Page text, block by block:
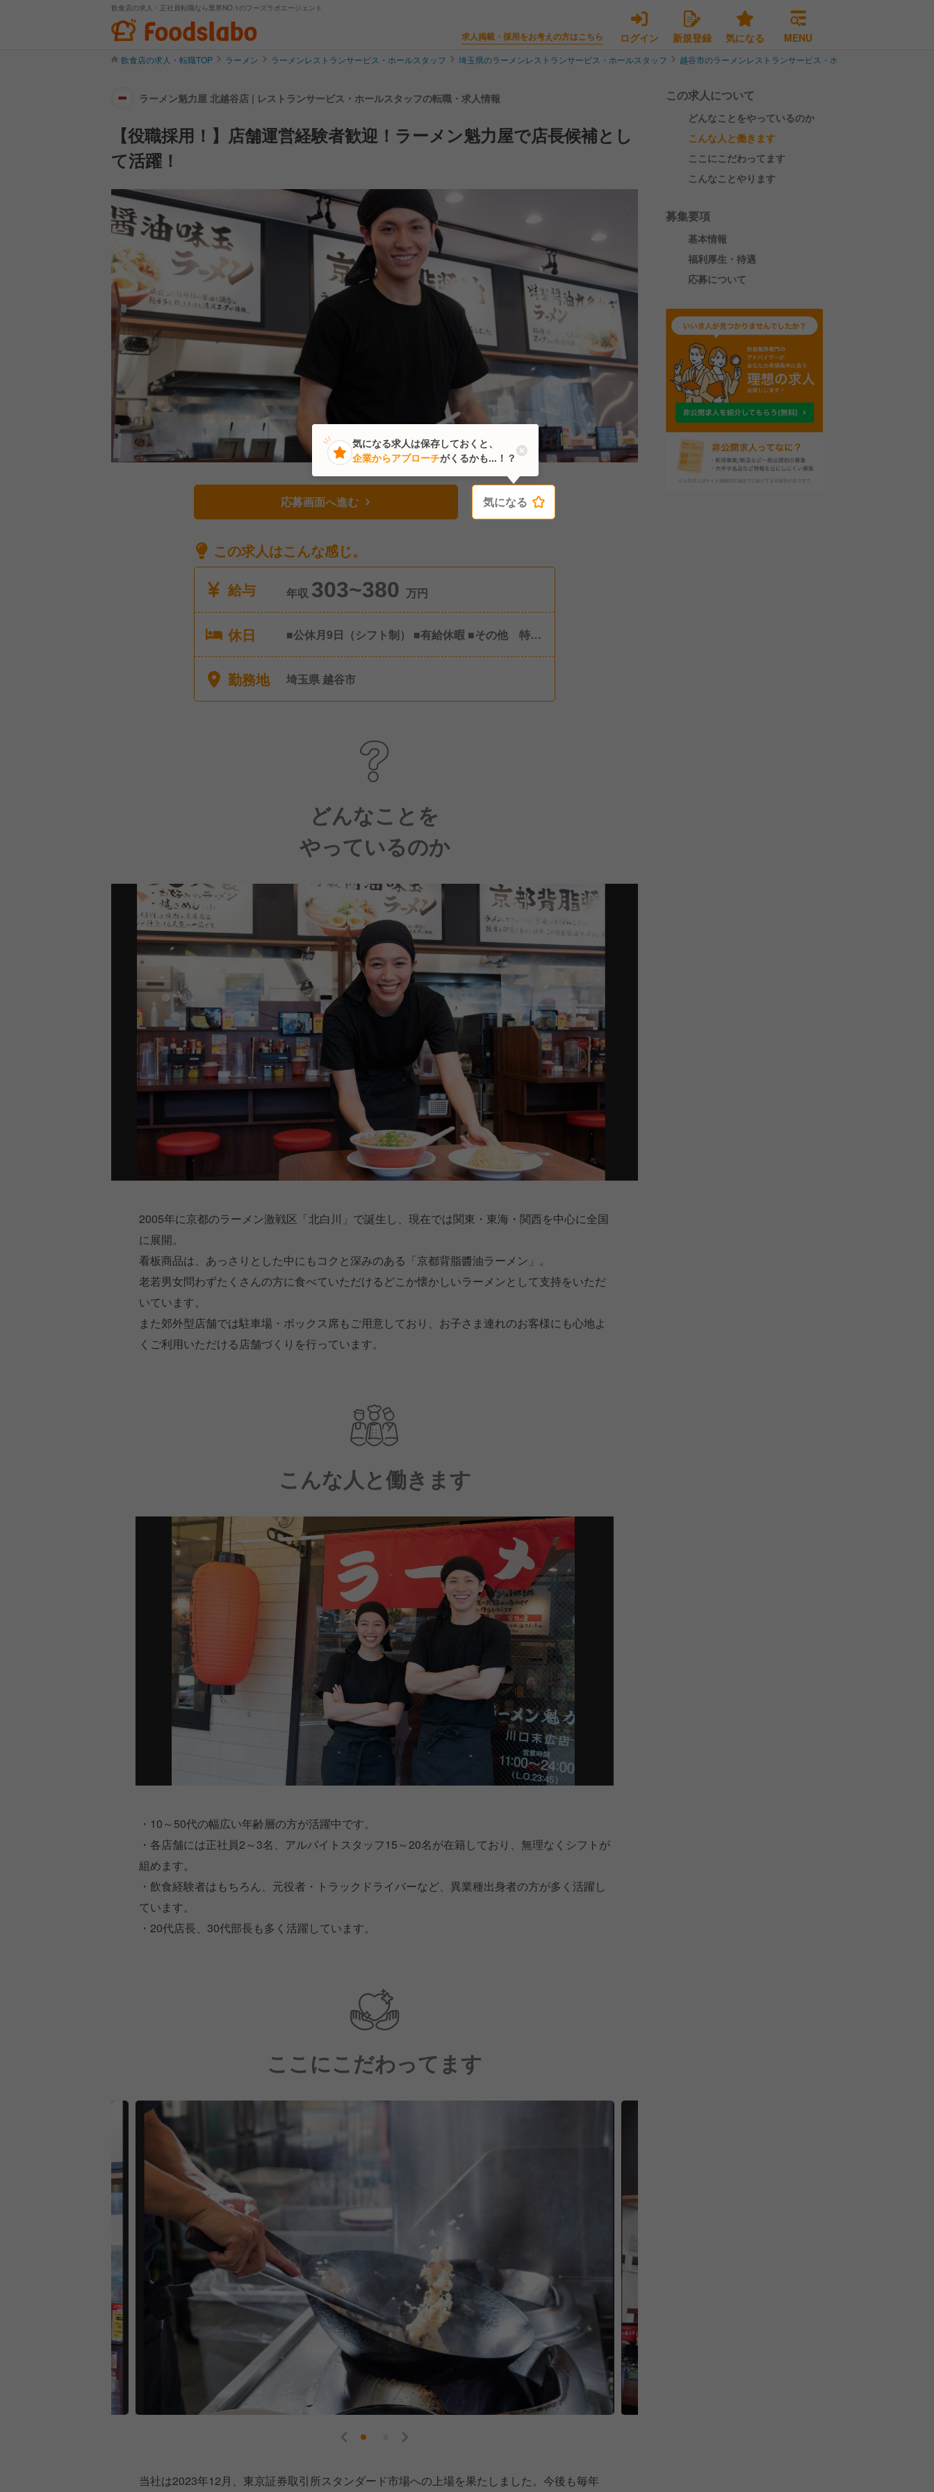
飲食店の求人・正社員転職なら業界NO.1のフーズラボエージェント
求人掲載・採用をお考えの方はこちら ログイン 新規登録 気になる MENU
飲食店の求人・転職TOP ラーメン ラーメンレストランサービス・ホールスタッフ 埼玉県のラーメンレストランサービス・ホールスタッフ 越谷市のラーメンレストランサービス・ホールスタッフ
ラーメン魁力屋 北越谷店 | レストランサービス・ホールスタッフの転職・求人情報
【役職採用！】店舗運営経験者歓迎！ラーメン魁力屋で店長候補とし
て活躍！
応募画面へ進む 気になる
この求人はこんな感じ。
給与
年収 303~380 万円
休日
■公休月9日（シフト制） ■有給休暇 ■その他 特別
勤務地 埼玉県 越谷市
どんなことを
やっているのか
2005年に京都のラーメン激戦区「北白川」で誕生し、現在では関東・東海・関西を中心に全国
に展開。
看板商品は、あっさりとした中にもコクと深みのある「京都背脂醬油ラーメン」。
老若男女問わずたくさんの方に食べていただけるどこか懐かしいラーメンとして支持をいただ
いています。
また郊外型店舗では駐車場・ボックス席もご用意しており、お子さま連れのお客様にも心地よ
くご利用いただける店舗づくりを行っています。
こんな人と働きます
・10～50代の幅広い年齢層の方が活躍中です。
・各店舗には正社員2～3名、アルバイトスタッフ15～20名が在籍しており、無理なくシフトが
組めます。
・飲食経験者はもちろん、元役者・トラックドライバーなど、異業種出身者の方が多く活躍し
ています。
・20代店長、30代部長も多く活躍しています。
ここにこだわってます
当社は2023年12月、東京証券取引所スタンダード市場への上場を果たしました。今後も毎年
この求人について
どんなことをやっているのか
こんな人と働きます
ここにこだわってます
こんなことやります
募集要項
基本情報
福利厚生・待遇
応募について
気になる
気になる求人は保存しておくと、
企業からアプローチがくるかも...！？